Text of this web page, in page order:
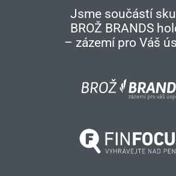
Jsme součástí
BROŽ BRANDS
– zázemí pro Váš